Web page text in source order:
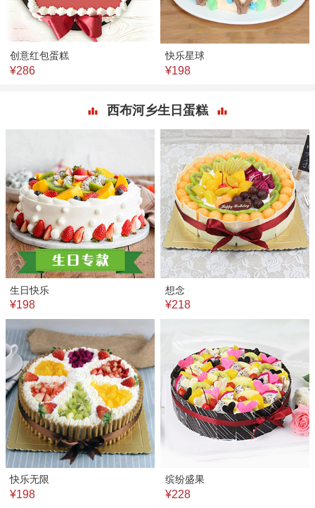
创意红包蛋糕
¥286
快乐星球
¥198
西布河乡生日蛋糕
生日快乐
¥198
想念
¥218
快乐无限
¥198
缤纷盛果
¥228